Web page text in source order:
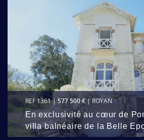
REF 1361 |577 500 €| ROYAN
En exclusivité au cœur de
villa balnéaire de la Belle